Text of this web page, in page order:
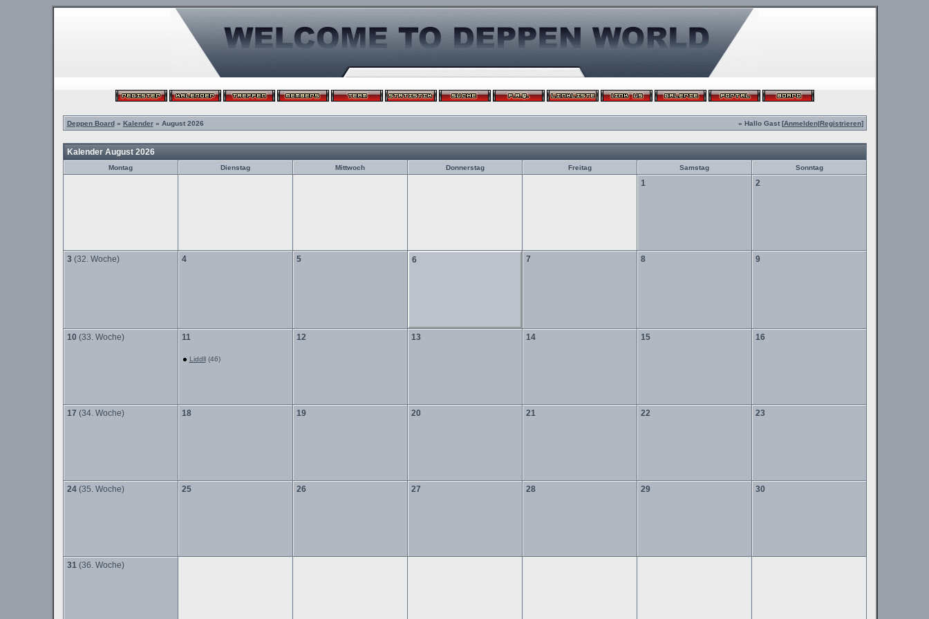
Deppen Board» Kalender» August 2026 » Hallo Gast [Anmelden|Registrieren]
Kalender August 2026
Montag Dienstag Mittwoch Donnerstag Freitag Samstag Sonntag
1 2
3 (32. Woche) 4 5 6 7 8 9
10 (33. Woche) 11
Liddll(46)
12 13 14 15 16
17 (34. Woche) 18 19 20 21 22 23
24(35. Woche) 25 26 27 28 29 30
31(36. Woche)